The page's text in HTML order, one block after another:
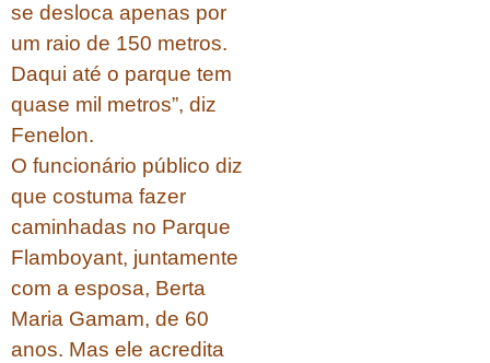
se desloca apenas por
um raio de 150 metros.
Daqui até o parque tem
quase mil metros”, diz
Fenelon.
O funcionário público diz
que costuma fazer
caminhadas no Parque
Flamboyant, juntamente
com a esposa, Berta
Maria Gamam, de 60
anos. Mas ele acredita